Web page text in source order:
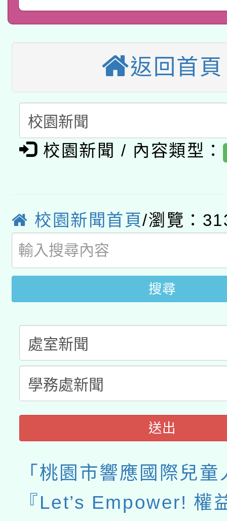
動」
開 智慧啟航」
本校115學年度第2次
招甄選結果公告(無人
適應運動共學行動站研
本館辦理115年度閱讀
暨閱讀推動專業研習
科技賦能─人工智慧
礎課程
A3數位素養講師名單
「數位內容與教學軟
業技術研究院辦理「
用水績優單位及節水達
115年8月22日(星期六
桃園市孔廟祈福系列
開 智慧啟航」
2026年桃園地景藝術
返回首頁
校園新聞 / 內容類型：
校園新聞首頁/瀏覽：
搜尋
送出
「桃園市響應國際兒
『Let’s Empower! 權